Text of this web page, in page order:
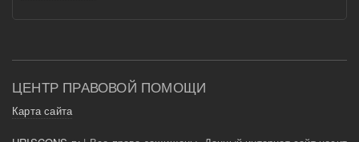
ЦЕНТР ПРАВОВОЙ ПОМОЩИ
Карта сайта